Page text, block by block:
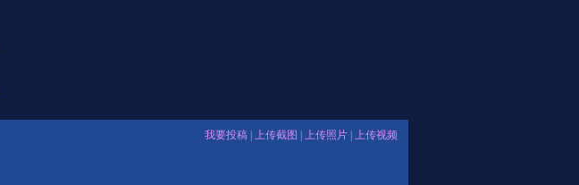
我要投稿 上传截图 上传照片 上传视频